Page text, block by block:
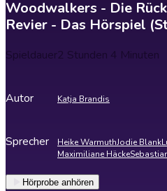
Woodwalkers - Die
Revier - Das Hörspiel
Spieldauer2 Stunden 4 Minuten
Autor Katja Brandis
Sprecher Heike WarmuthJodie Blank
Maximiliane Häcke
Hörprobe anhören